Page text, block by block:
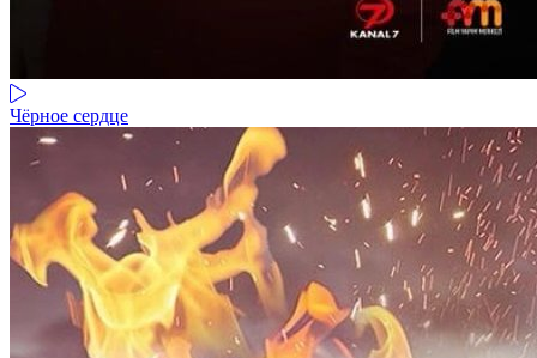
Чёрное сердце